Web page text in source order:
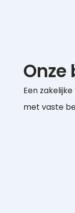
Onze
Een
met vaste